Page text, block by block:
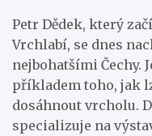
Petr Dědek, který
Vrchlabí, se dnes
nejbohatšími Čechy.
příkladem toho, jak
dosáhnout vrcholu.
specializuje na